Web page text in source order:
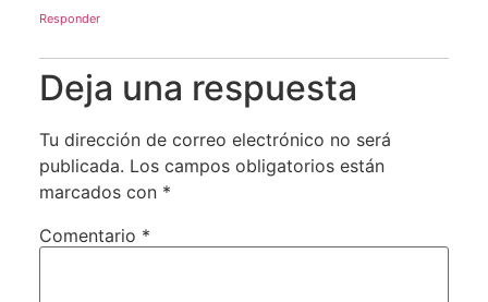
Responder
Deja una respuesta
Tu dirección de correo electrónico no será
publicada. Los campos obligatorios están
marcados con *
Comentario *